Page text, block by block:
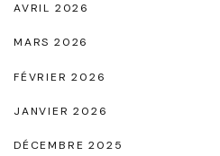
e
AVRIL 2026
MARS 2026
FÉVRIER 2026
JANVIER 2026
DÉCEMBRE 2025